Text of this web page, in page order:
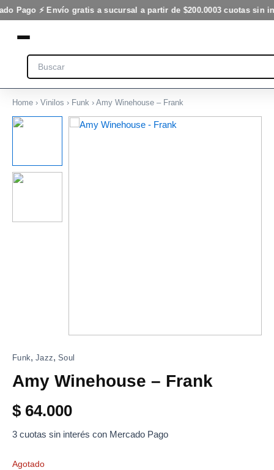
Pago ⚡ Envío gratis a sucursal a partir de $200.0003 cuotas sin
Ir
al
contenido
Search
Home › Vinilos › Funk › Amy Winehouse – Frank
Funk,Jazz,Soul
Amy Winehouse – Frank
$ 64.000
3 cuotas sin interés con Mercado Pago
Agotado